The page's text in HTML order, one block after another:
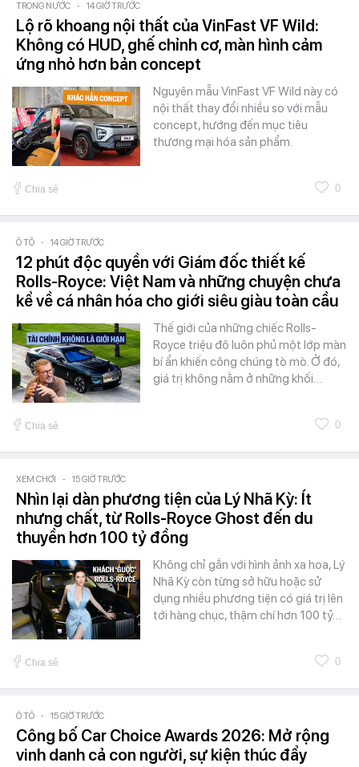
TRONG NƯỚC - 14 GIỜ TRƯỚC
Lộ rõ khoang nội thất của VinFast VF Wild:
Không có HUD, ghế chỉnh cơ, màn hình cảm
ứng nhỏ hơn bản concept
Nguyên mẫu VinFast VF Wild này có
nội thất thay đổi nhiều so với mẫu
concept, hướng đến mục tiêu
thương mại hóa sản phẩm.
Chia sẻ 0
Ô TÔ - 14 GIỜ TRƯỚC
12 phút độc quyền với Giám đốc thiết kế
Rolls-Royce: Việt Nam và những chuyện chưa
kể về cá nhân hóa cho giới siêu giàu toàn cầu
Thế giới của những chiếc Rolls-
Royce triệu đô luôn phủ một lớp màn
bí ẩn khiến công chúng tò mò. Ở đó,
giá trị không nằm ở những khối…
Chia sẻ 0
XEM CHƠI - 15 GIỜ TRƯỚC
Nhìn lại dàn phương tiện của Lý Nhã Kỳ: Ít
nhưng chất, từ Rolls-Royce Ghost đến du
thuyền hơn 100 tỷ đồng
Không chỉ gắn với hình ảnh xa hoa, Lý
Nhã Kỳ còn từng sở hữu hoặc sử
dụng nhiều phương tiện có giá trị lên
tới hàng chục, thậm chí hơn 100 tỷ…
Chia sẻ 0
Ô TÔ - 15 GIỜ TRƯỚC
Công bố Car Choice Awards 2026: Mở rộng
vinh danh cả con người, sự kiện thúc đẩy